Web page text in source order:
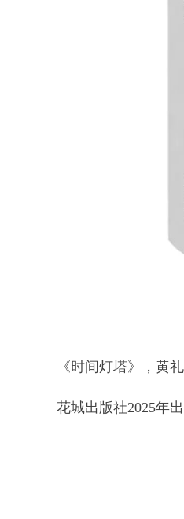
《时间灯塔》，黄
花城出版社2025年